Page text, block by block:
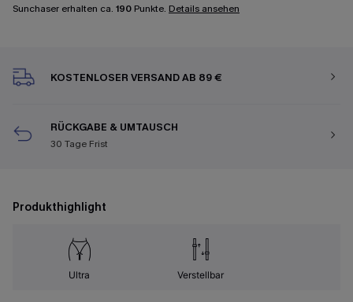
Sunchaser erhalten ca. 190 Punkte. Details ansehen
KOSTENLOSER VERSAND AB 89 €
RÜCKGABE & UMTAUSCH
30 Tage Frist
Produkthighlight
Ultra Verstellbar